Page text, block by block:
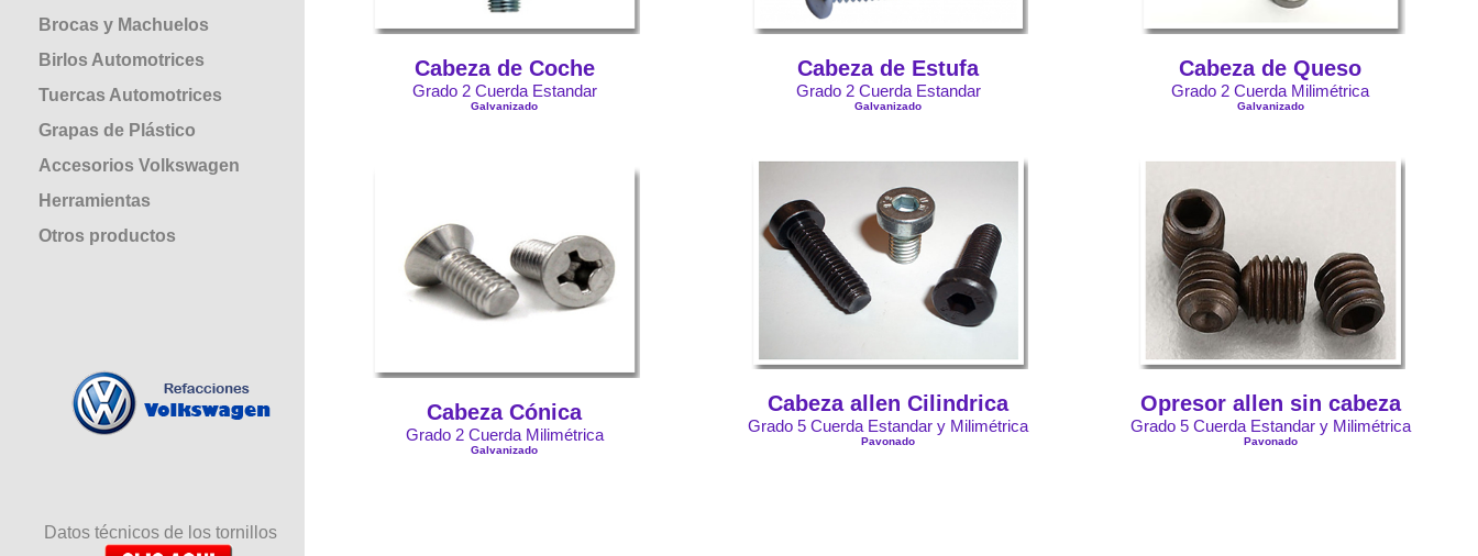
Brocas y Machuelos
Birlos Automotrices
Tuercas Automotrices
Grapas de Plástico
Accesorios Volkswagen
Herramientas
Otros productos
Datos técnicos de los tornillos
Cabeza de Coche
Grado 2 Cuerda Estandar
Galvanizado
Cabeza de Estufa
Grado 2 Cuerda Estandar
Galvanizado
Cabeza de Queso
Grado 2 Cuerda Milimétrica
Galvanizado
Cabeza Cónica
Grado 2 Cuerda Milimétrica
Galvanizado
Cabeza allen Cilindrica
Grado 5 Cuerda Estandar y Milimétrica
Pavonado
Opresor allen sin cabeza
Grado 5 Cuerda Estandar y Milimétrica
Pavonado